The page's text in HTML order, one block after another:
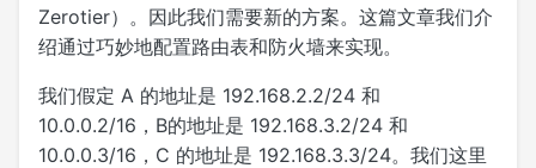
Zerotier）。因此我们需要新的方案。这篇文章我们介
绍通过巧妙地配置路由表和防火墙来实现。
我们假定 A 的地址是 192.168.2.2/24 和
10.0.0.2/16，B的地址是 192.168.3.2/24 和
10.0.0.3/16，C 的地址是 192.168.3.3/24。我们这里